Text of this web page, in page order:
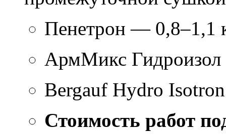
Пенетрон — 0,8–1,1
АрмМикс
Bergauf Hydro
Стоимость работ